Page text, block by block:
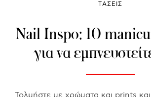
ΤΑΣΕΙΣ
Nail Inspo: 10
για να